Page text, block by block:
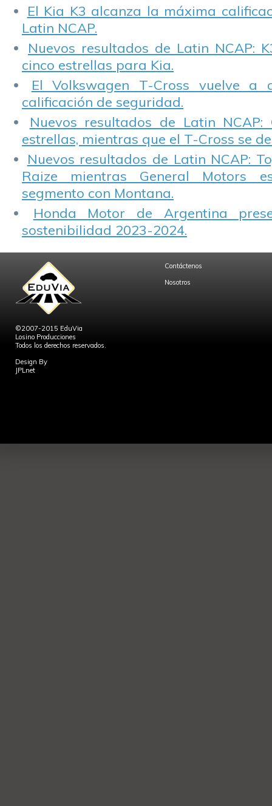
El Kia K3 alcanza la máxima
Latin NCAP.
Nuevos resultados de Latin NCAP:
cinco estrellas para Kia.
El Volkswagen T-Cross vuelve a
calificación de seguridad.
Nuevos resultados de Latin NCAP:
estrellas, mientras que el T-Cross se
Nuevos resultados de Latin NCAP:
Raize mientras General Motors
segmento con Montana.
Honda Motor de Argentina
sostenibilidad 2023-2024.
©2007-2015 EduVia
Losino Producciones
Todos los derechos reservados.
Design By
JPLnet
Contáctenos
Nosotros